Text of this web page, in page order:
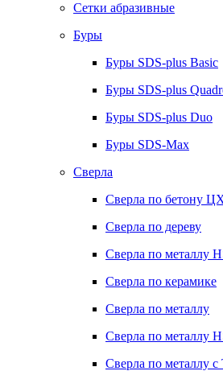
Сетки абразивные
Буры
Буры SDS-plus Basic
Буры SDS-plus
Буры SDS-plus Duo
Буры SDS-Max
Сверла
Сверла по бетону
Сверла по дереву
Сверла по металлу
Сверла по керамике
Сверла по металлу
Сверла по металлу
Сверла по металлу